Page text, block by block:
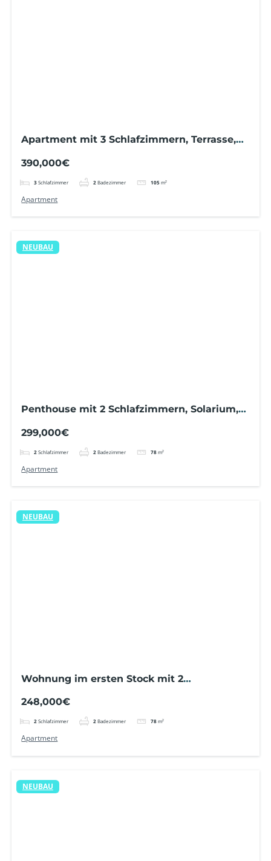
Apartment mit 3 Schlafzimmern, Terrasse,
390,000€
3 Schlafzimmer 2 Badezimmer 105 m²
Apartment
NEUBAU
Penthouse mit 2 Schlafzimmern, Solarium,
vom Strand entfernt
299,000€
2 Schlafzimmer 2 Badezimmer 78 m²
Apartment
NEUBAU
Wohnung im ersten Stock mit 2
800 m vom Strand entfernt
248,000€
2 Schlafzimmer 2 Badezimmer 78 m²
Apartment
NEUBAU